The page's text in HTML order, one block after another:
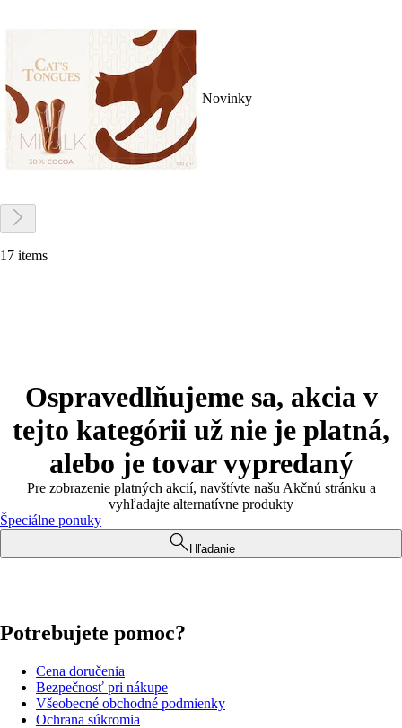
Novinky
17 items
Ospravedlňujeme sa, akcia v
tejto kategórii už nie je platná,
alebo je tovar vypredaný
Pre zobrazenie platných akcií, navštívte našu Akčnú stránku a
vyhľadajte alternatívne produkty
Špeciálne ponuky
Hľadanie
Potrebujete pomoc?
Cena doručenia
Bezpečnosť pri nákupe
Všeobecné obchodné podmienky
Ochrana súkromia